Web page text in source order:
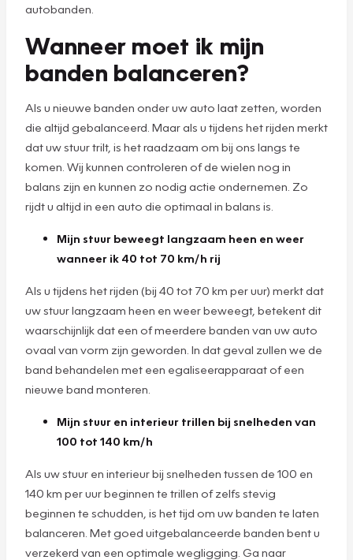
autobanden.
Wanneer moet ik mijn
banden balanceren?
Als u nieuwe banden onder uw auto laat zetten, worden
die altijd gebalanceerd. Maar als u tijdens het rijden merkt
dat uw stuur trilt, is het raadzaam om bij ons langs te
komen. Wij kunnen controleren of de wielen nog in
balans zijn en kunnen zo nodig actie ondernemen. Zo
rijdt u altijd in een auto die optimaal in balans is.
Mijn stuur beweegt langzaam heen en weer
wanneer ik 40 tot 70 km/h rij
Als u tijdens het rijden (bij 40 tot 70 km per uur) merkt dat
uw stuur langzaam heen en weer beweegt, betekent dit
waarschijnlijk dat een of meerdere banden van uw auto
ovaal van vorm zijn geworden. In dat geval zullen we de
band behandelen met een egaliseerapparaat of een
nieuwe band monteren.
Mijn stuur en interieur trillen bij snelheden van
100 tot 140 km/h
Als uw stuur en interieur bij snelheden tussen de 100 en
140 km per uur beginnen te trillen of zelfs stevig
beginnen te schudden, is het tijd om uw banden te laten
balanceren. Met goed uitgebalanceerde banden bent u
verzekerd van een optimale wegligging. Ga naar